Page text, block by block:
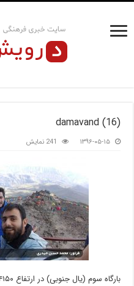
damavand (16)
۱۳۹۶-۰۵-۱۵ 241 نمایش
بارگاه سوم (یال جنوبی) در ارتفاع ۴۱۵۰ متری.